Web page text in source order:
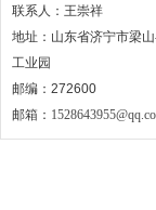
联系人：王崇祥
地址：山东省济宁市梁
工业园
邮编：272600
邮箱：